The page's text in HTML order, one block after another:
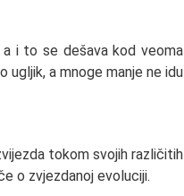
a i to se dešava kod veoma
ugljik, a mnoge manje ne idu
tokom svojih različitih
o zvjezdanoj evoluciji.